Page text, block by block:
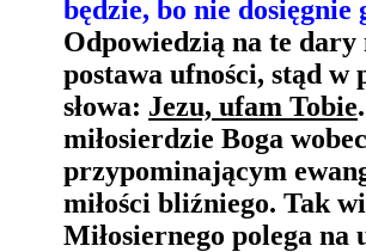
będzie, bo nie
Odpowiedzią na te dary
postawa ufności, stąd w
słowa: Jezu, ufam Tobie
miłosierdzie Boga
przypominającym
miłości bliźniego. Tak
Miłosiernego polega na